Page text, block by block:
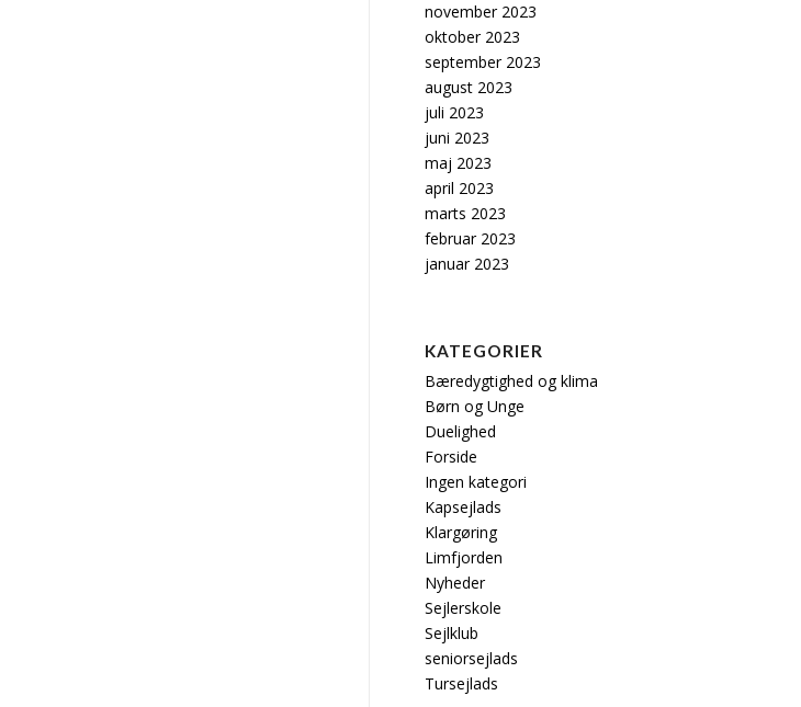
november 2023
oktober 2023
september 2023
august 2023
juli 2023
juni 2023
maj 2023
april 2023
marts 2023
februar 2023
januar 2023
KATEGORIER
Bæredygtighed og klima
Børn og Unge
Duelighed
Forside
Ingen kategori
Kapsejlads
Klargøring
Limfjorden
Nyheder
Sejlerskole
Sejlklub
seniorsejlads
Tursejlads